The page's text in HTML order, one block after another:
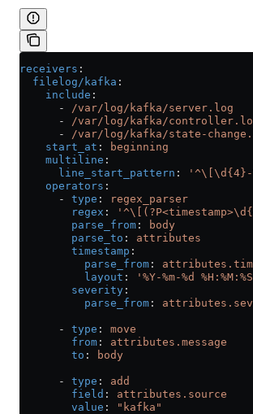
receivers :
  filelog/kafka
:
    include
:
      -
/var/log/kafka/server.log
      -
/var/log/kafka/
      -
/var/log/kafka/state-
    start_at
:
beginning
    multiline
:
      line_start_pattern
:
    operators
:
      -
type :
regex_parser
        regex
:
        parse_from
:
body
        parse_to
: attributes
        timestamp
:
          parse_from
:
          layout
:
'%Y-%m-%d
        severity
:
          parse_from
:
      -
type : move
        from
: attributes.message
        to
: body
      -
type : add
        field
: attributes.source
        value
: "kafka"